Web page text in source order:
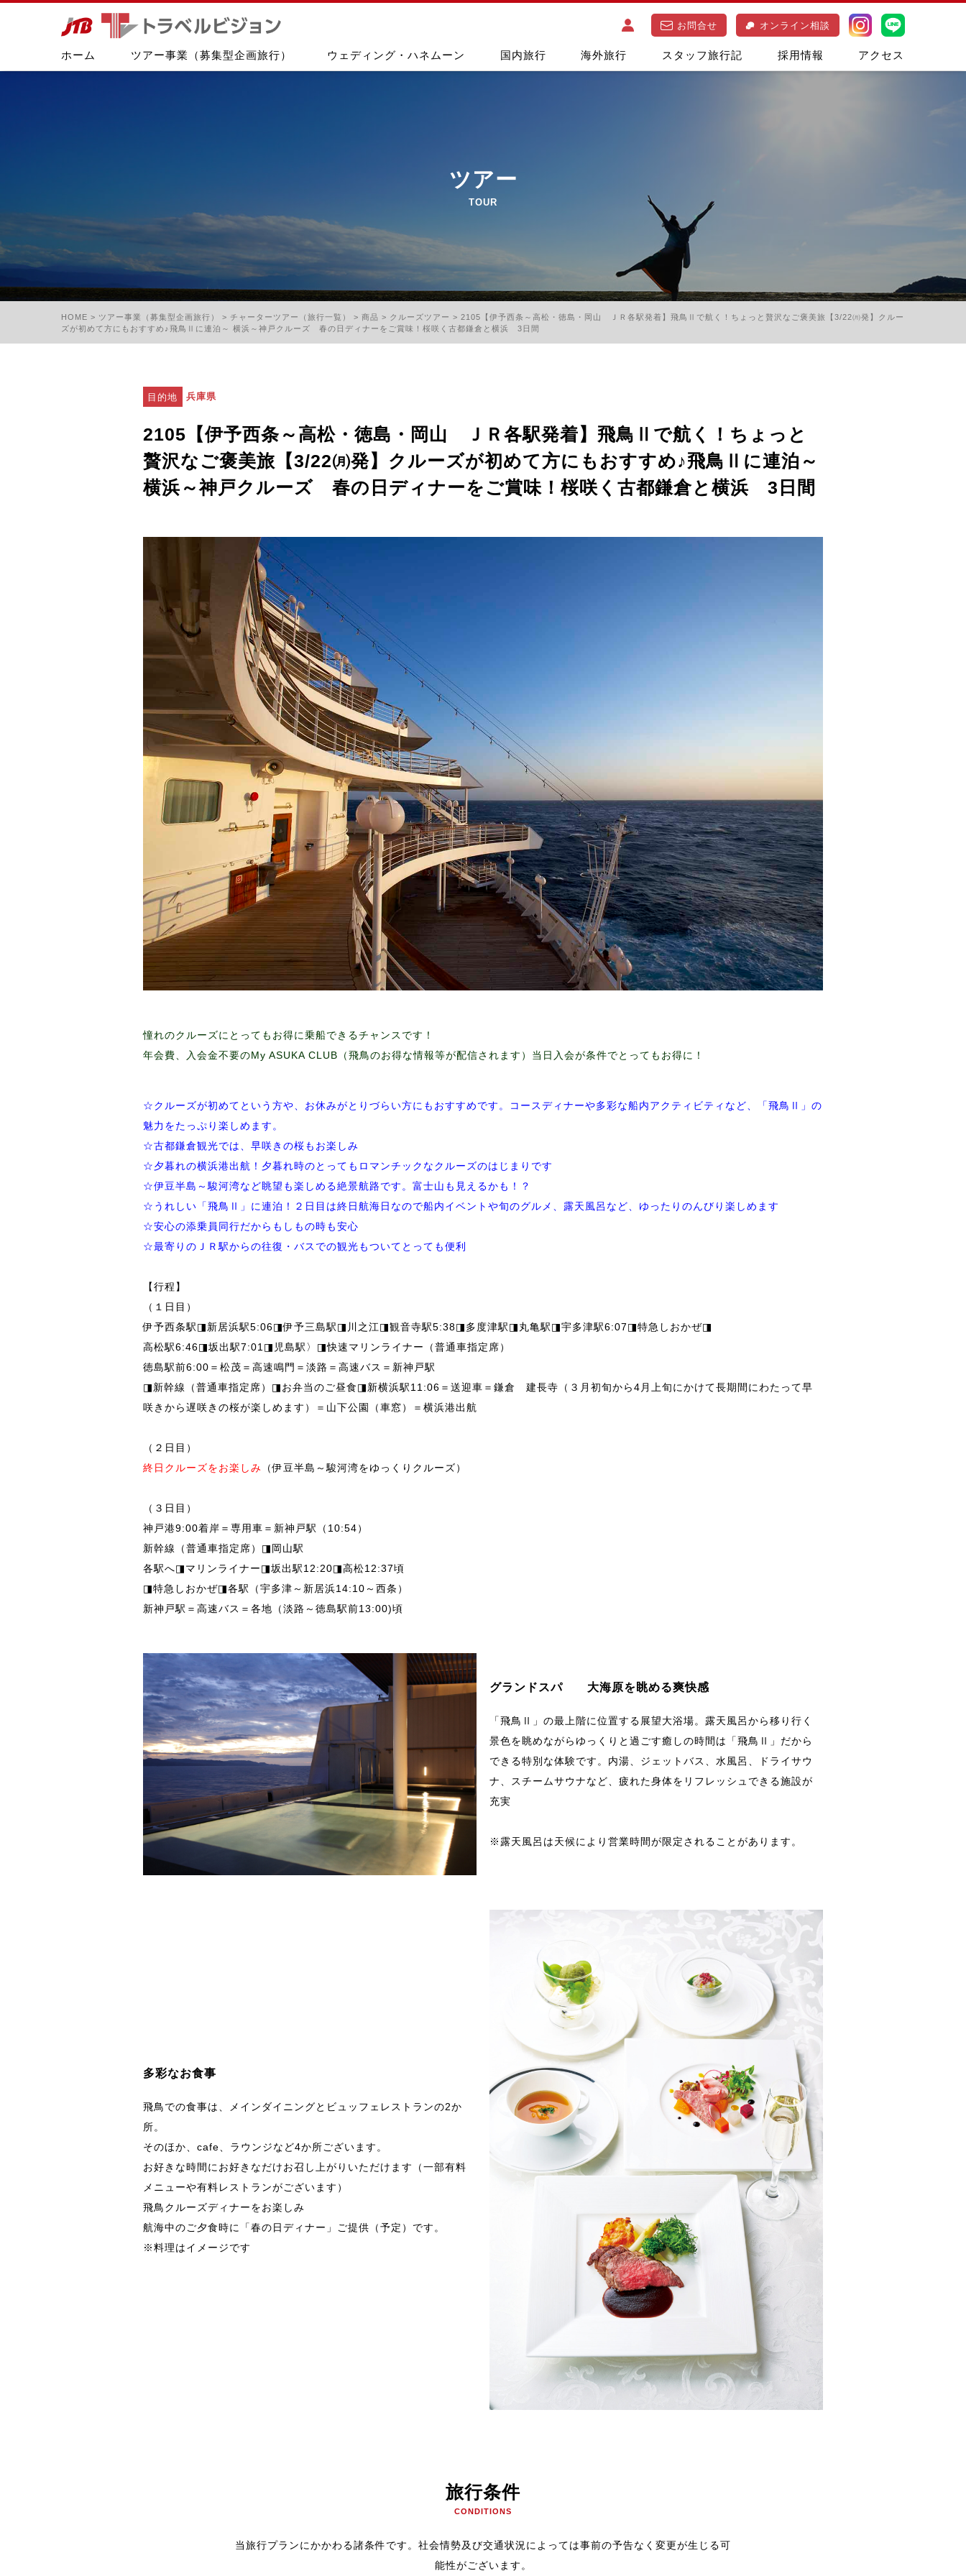
お問合せ オンライン相談
ホーム ツアー事業（募集型企画旅行） ウェディング・ハネムーン 国内旅行 海外旅行 スタッフ旅行記 採用情報 アクセス
ツアー
TOUR
HOME > ツアー事業（募集型企画旅行） > チャーターツアー（旅行一覧） >商品 > クルーズツアー >2105【伊予西条～高松・徳島・岡山 ＪＲ各駅発着】飛鳥Ⅱで航く！ちょっと贅沢なご褒美旅【3/22㈪発】クルー
ズが初めて方にもおすすめ♪飛鳥Ⅱに連泊～ 横浜～神戸クルーズ 春の日ディナーをご賞味！桜咲く古都鎌倉と横浜 3日間
目的地 兵庫県
2105【伊予西条～高松・徳島・岡山 ＪＲ各駅発着】飛鳥Ⅱで航く！ちょっと
贅沢なご褒美旅【3/22㈪発】クルーズが初めて方にもおすすめ♪飛鳥Ⅱに連泊～
横浜～神戸クルーズ 春の日ディナーをご賞味！桜咲く古都鎌倉と横浜 3日間
憧れのクルーズにとってもお得に乗船できるチャンスです！
年会費、入会金不要のMy ASUKA CLUB（飛鳥のお得な情報等が配信されます）当日入会が条件でとってもお得に！
☆クルーズが初めてという方や、お休みがとりづらい方にもおすすめです。コースディナーや多彩な船内アクティビティなど、「飛鳥Ⅱ」の
魅力をたっぷり楽しめます。
☆古都鎌倉観光では、早咲きの桜もお楽しみ
☆夕暮れの横浜港出航！夕暮れ時のとってもロマンチックなクルーズのはじまりです
☆伊豆半島～駿河湾など眺望も楽しめる絶景航路です。富士山も見えるかも！？
☆うれしい「飛鳥Ⅱ」に連泊！２日目は終日航海日なので船内イベントや旬のグルメ、露天風呂など、ゆったりのんびり楽しめます
☆安心の添乗員同行だからもしもの時も安心
☆最寄りのＪＲ駅からの往復・バスでの観光もついてとっても便利
【行程】
（１日目）
伊予西条駅◨新居浜駅5:06◨伊予三島駅◨川之江◨観音寺駅5:38◨多度津駅◨丸亀駅◨宇多津駅6:07◨特急しおかぜ◨
高松駅6:46◨坂出駅7:01◨児島駅〉◨快速マリンライナー（普通車指定席）
徳島駅前6:00＝松茂＝高速鳴門＝淡路＝高速バス＝新神戸駅
◨新幹線（普通車指定席）◨お弁当のご昼食◨新横浜駅11:06＝送迎車＝鎌倉 建長寺（３月初旬から4月上旬にかけて長期間にわたって早
咲きから遅咲きの桜が楽しめます）＝山下公園（車窓）＝横浜港出航
（２日目）
終日クルーズをお楽しみ （伊豆半島～駿河湾をゆっくりクルーズ）
（３日目）
神戸港9:00着岸＝専用車＝新神戸駅（10:54）
新幹線（普通車指定席）◨岡山駅
各駅へ◨マリンライナー◨坂出駅12:20◨高松12:37頃
◨特急しおかぜ◨各駅（宇多津～新居浜14:10～西条）
新神戸駅＝高速バス＝各地（淡路～徳島駅前13:00)頃
グランドスパ 大海原を眺める爽快感
「飛鳥Ⅱ」の最上階に位置する展望大浴場。露天風呂から移り行く
景色を眺めながらゆっくりと過ごす癒しの時間は「飛鳥Ⅱ」だから
できる特別な体験です。内湯、ジェットバス、水風呂、ドライサウ
ナ、スチームサウナなど、疲れた身体をリフレッシュできる施設が
充実
※露天風呂は天候により営業時間が限定されることがあります。
多彩なお食事
飛鳥での食事は、メインダイニングとビュッフェレストランの2か
所。
そのほか、cafe、ラウンジなど4か所ございます。
お好きな時間にお好きなだけお召し上がりいただけます（一部有料
メニューや有料レストランがございます）
飛鳥クルーズディナーをお楽しみ
航海中のご夕食時に「春の日ディナー」ご提供（予定）です。
※料理はイメージです
旅行条件
CONDITIONS
当旅行プランにかかわる諸条件です。社会情勢及び交通状況によっては事前の予告なく変更が生じる可
能性がございます。